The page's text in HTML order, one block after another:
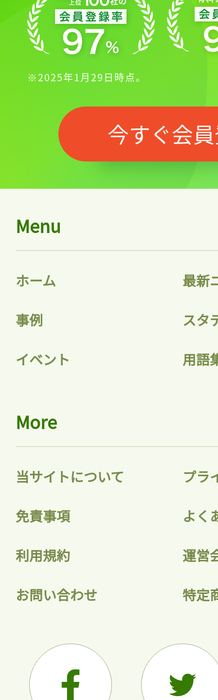
※2025年1月29日時点。
今すぐ会
Menu
ホーム 最新
事例 スタ
イベント 用語
More
当サイトについて プラ
免責事項 よく
利用規約 運営
お問い合わせ 特定